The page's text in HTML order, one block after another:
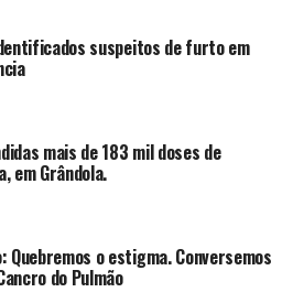
suspeitos de furto em
mais de 183 mil doses de
em Grândola.
Quebremos o estigma. Conversemos
do Pulmão